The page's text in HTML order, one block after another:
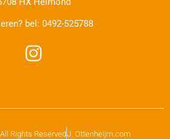
bel: 0492-525788
Rights ReservedJ. Ottenheijm.com